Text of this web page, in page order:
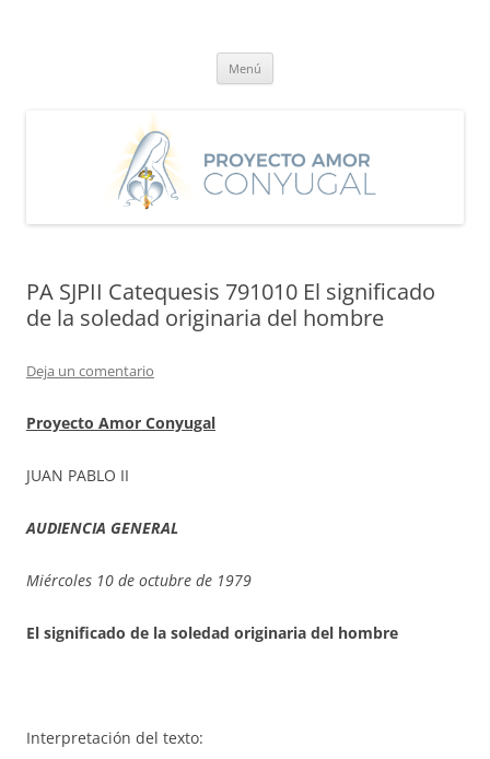
Menú
PA SJPII Catequesis 791010 El significado
de la soledad originaria del hombre
Deja un comentario
Proyecto Amor Conyugal
JUAN PABLO II
AUDIENCIA GENERAL
Miércoles 10 de octubre de 1979
El significado de la soledad originaria del hombre
Interpretación del texto: